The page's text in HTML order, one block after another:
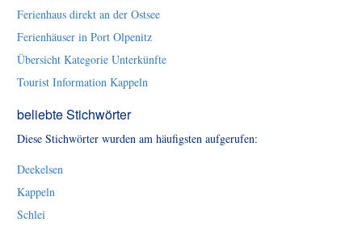
Ferienhaus direkt an der Ostsee
Ferienhäuser in Port Olpenitz
Übersicht Kategorie Unterkünfte
Tourist Information Kappeln
beliebte Stichwörter
Diese Stichwörter wurden am häufigsten aufgerufen:
Deekelsen
Kappeln
Schlei